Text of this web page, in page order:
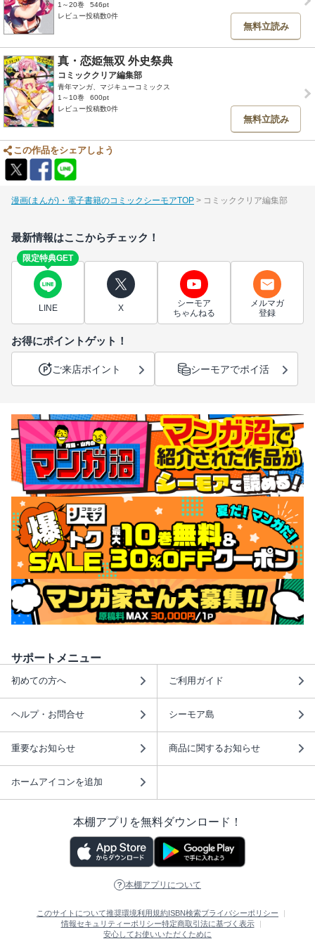
1～20巻
546pt
レビュー投稿数0件
無料立読み
真・恋姫無双 外史祭典
コミッククリア編集部
青年マンガ、マジキューコミックス
1～10巻
600pt
レビュー投稿数0件
無料立読み
この作品をシェアしよう
漫画(まんが)・電子書籍のコミックシーモアTOP コミッククリア編集部
最新情報はここからチェック！
限定特典GET
LINE X
シーモア
ちゃんねる
メルマガ
登録
お得にポイントゲット！
ご来店ポイント シーモアでポイ活
サポートメニュー
初めての方へ ご利用ガイド
ヘルプ・お問合せ シーモア島
重要なお知らせ 商品に関するお知らせ
ホームアイコンを追加
本棚アプリを無料ダウンロード！
本棚アプリについて
このサイトについて推奨環境利用規約 ISBN検索プライバシーポリシー
情報セキュリティーポリシー特定商取引法に基づく表示
安心してお使いいただくために